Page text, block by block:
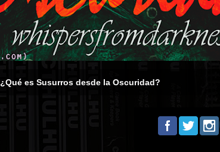
¿Qué es Susurros desde la Oscuridad?